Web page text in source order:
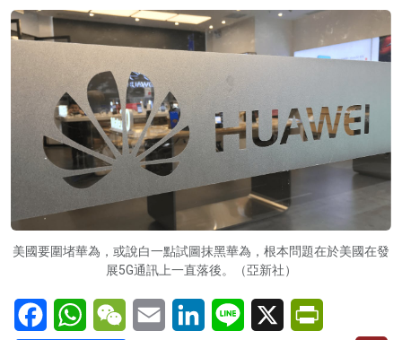
美國要圍堵華為，或說白一點試圖抹黑華為，根本問題在於美國在發
展5G通訊上一直落後。（亞新社）
FacebookWhatsAppWeChatEmail LinkedInLine X